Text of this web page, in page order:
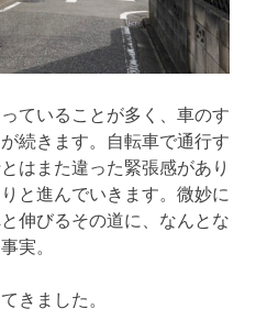
ていることが多く、車のす
続きます。自転車で通行す
はまた違った緊張感があり
と進んでいきます。微妙に
伸びるその道に、なんとな
実。
きました。